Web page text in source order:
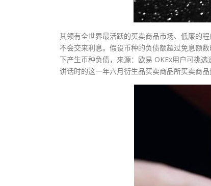
其领有全世界最活跃的买卖商品市场、低廉的
不会交来利息。假设币种的负债额超过免息额
下产生币种负债，来源：欧易 OKEx用户可挑
讲话时的这一年六月衍生品买卖商品所买卖商品